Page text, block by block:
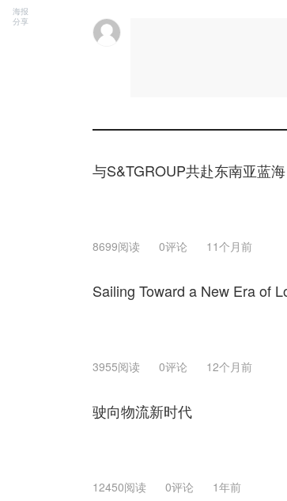
海报
分享
与S&TGROUP共赴东南亚蓝海
8699阅读 0评论 11个月前
Sailing Toward a New Era of
3955阅读 0评论 12个月前
驶向物流新时代
12450阅读 0评论 1年前